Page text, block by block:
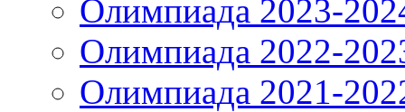
Олимпиада 2023-
Олимпиада 2022-
Олимпиада 2021-